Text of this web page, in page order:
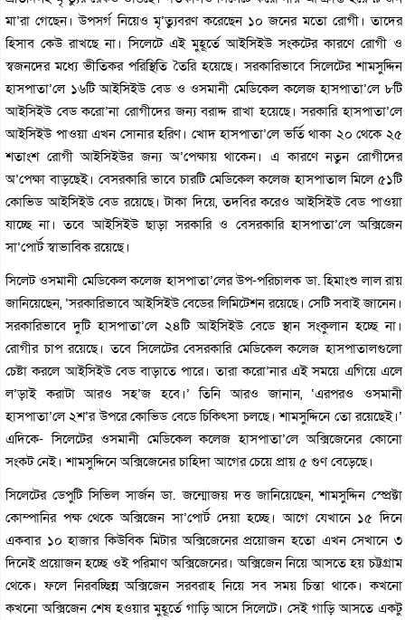
মা’রা গেছেন। উপসর্গ নিয়েও মৃ’ত্যুবরণ করেছেন ১০ জনের মতো রোগী। তাদের
হিসাব কেউ রাখছে না। সিলেটে এই মুহূর্তে আইসিইউ সংকটের কারণে রোগী ও
স্বজনদের মধ্যে ভীতিকর পরিস্থিতি তৈরি হয়েছে। সরকারিভাবে সিলেটের শামসুদ্দিন
হাসপাতা’লে ১৬টি আইসিইউ বেড ও ওসমানী মেডিকেল কলেজ হাসপাতা’লে ৮টি
আইসিইউ বেড করো’না রোগীদের জন্য বরাদ্দ রাখা হয়েছে। সরকারি হাসপাতা’লে
আইসিইউ পাওয়া এখন সোনার হরিণ। খোদ হাসপাতা’লে ভর্তি থাকা ২০ থেকে ২৫
শতাংশ রোগী আইসিইউর জন্য অ’পেক্ষায় থাকেন। এ কারণে নতুন রোগীদের
অ’পেক্ষা বাড়ছেই। বেসরকারি ভাবে চারটি মেডিকেল কলেজ হাসপাতাল মিলে ৫১টি
কোভিড আইসিইউ বেড রয়েছে। টাকা দিয়ে, তদবির করেও আইসিইউ বেড পাওয়া
যাচ্ছে না। তবে আইসিইউ ছাড়া সরকারি ও বেসরকারি হাসপাতা’লে অক্সিজেন
সা’পোর্ট স্বাভাবিক রয়েছে।
সিলেট ওসমানী মেডিকেল কলেজ হাসপাতা’লের উপ-পরিচালক ডা. হিমাংশু লাল রায়
জানিয়েছেন, ‘সরকারিভাবে আইসিইউ বেডের লিমিটেশন রয়েছে। সেটি সবাই জানেন।
সরকারিভাবে দুটি হাসপাতা’লে ২৪টি আইসিইউ বেডে স্থান সংকুলান হচ্ছে না।
রোগীর চাপ রয়েছে। তবে সিলেটের বেসরকারি মেডিকেল কলেজ হাসপাতালগুলো
চেষ্টা করলে আইসিইউ বেড বাড়াতে পারে। তারা করো’নার এই সময়ে এগিয়ে এলে
ল’ড়াই করাটা আরও সহ’জ হবে।’ তিনি আরও জানান, ‘এরপরও ওসমানী
হাসপাতা’লে ২শ’র উপরে কোভিড বেডে চিকিৎসা চলছে। শামসুদ্দিনে তো রয়েছেই।’
এদিকে- সিলেটের ওসমানী মেডিকেল কলেজ হাসপাতা’লে অক্সিজেনের কোনো
সংকট নেই। শামসুদ্দিনে অক্সিজেনের চাহিদা আগের চেয়ে প্রায় ৫ গুণ বেড়েছে।
সিলেটের ডেপুটি সিভিল সার্জন ডা. জন্মোজয় দত্ত জানিয়েছেন, শামসুদ্দিন স্প্রেক্টা
কোম্পানির পক্ষ থেকে অক্সিজেন সা’পোর্ট দেয়া হচ্ছে। আগে যেখানে ১৫ দিনে
একবার ১০ হাজার কিউবিক মিটার অক্সিজেনের প্রয়োজন হতো এখন সেখানে ৩
দিনেই প্রয়োজন হচ্ছে ওই পরিমাণ অক্সিজেনের। অক্সিজেন নিয়ে আসতে হয় চট্টগ্রাম
থেকে। ফলে নিরবচ্ছিন্ন অক্সিজেন সরবরাহ নিয়ে সব সময় চিন্তা থাকে। কখনো
কখনো অক্সিজেন শেষ হওয়ার মুহূর্তে গাড়ি আসে সিলেটে। সেই গাড়ি আসতে একটু